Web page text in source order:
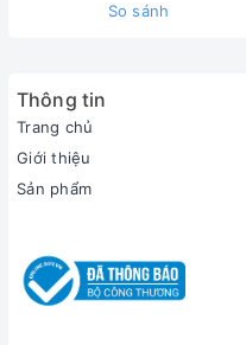
Bàn phím và Touchpad
So sánh
Thông tin
Trang chủ
Giới thiệu
Sản phẩm